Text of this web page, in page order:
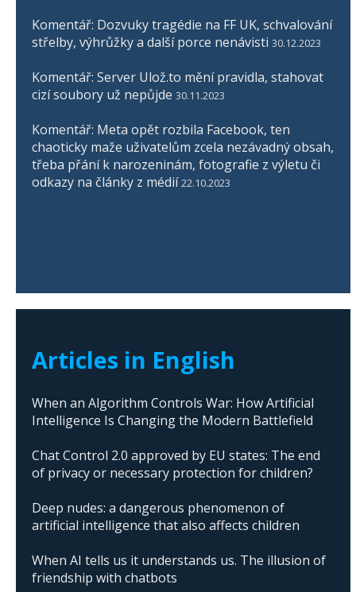
Komentář: Dozvuky tragédie na FF UK, schvalování
střelby, výhrůžky a další porce nenávisti 30.12.2023
Komentář: Server Ulož.to mění pravidla, stahovat
cizí soubory už nepůjde 30.11.2023
Komentář: Meta opět rozbila Facebook, ten
chaoticky maže uživatelům zcela nezávadný obsah,
třeba přání k narozeninám, fotografie z výletu či
odkazy na články z médií 22.10.2023
Articles in English
When an Algorithm Controls War: How Artificial
Intelligence Is Changing the Modern Battlefield
Chat Control 2.0 approved by EU states: The end
of privacy or necessary protection for children?
Deep nudes: a dangerous phenomenon of
artificial intelligence that also affects children
When AI tells us it understands us. The illusion of
friendship with chatbots